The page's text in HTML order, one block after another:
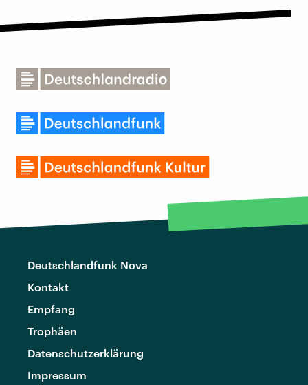
Deutschlandfunk Nova
Kontakt
Empfang
Trophäen
Datenschutzerklärung
Impressum